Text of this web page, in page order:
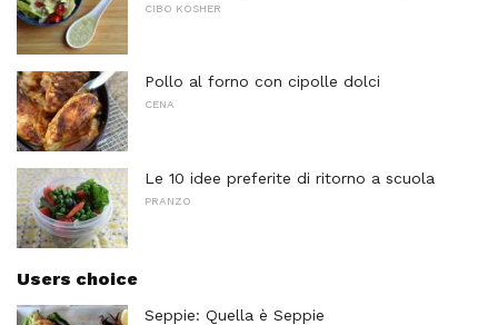
CIBO KOSHER
Pollo al forno con cipolle dolci
CENA
Le 10 idee preferite di ritorno a scuola
PRANZO
Users choice
Seppie: Quella è Seppie